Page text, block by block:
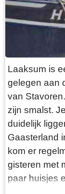
Laaksum is
gelegen aan
van
zijn smalst.
duidelijk
Gaasterland
kom er
gisteren met
paar huisjes